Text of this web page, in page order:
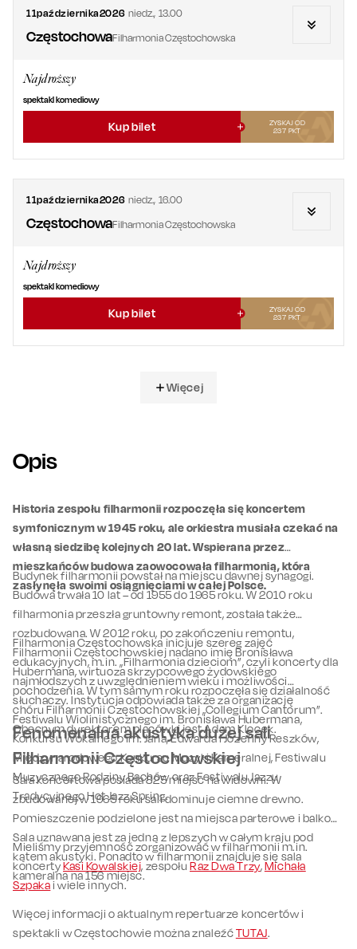
11października2026 niedz.,13.00
CzęstochowaFilharmonia Częstochowska
Najdroższy
spektakl komediowy
Kup bilet
ZYSKAJ OD
237 PKT
11października2026 niedz.,16.00
CzęstochowaFilharmonia Częstochowska
Najdroższy
spektakl komediowy
Kup bilet
ZYSKAJ OD
237 PKT
Więcej
Opis
Historia zespołu filharmonii rozpoczęła się koncertem
symfonicznym w 1945 roku, ale orkiestra musiała czekać na
własną siedzibę kolejnych 20 lat. Wspierana przez
mieszkańców budowa zaowocowała filharmonią, która
zasłynęła swoimi osiągnięciami w całej Polsce.
Budynek filharmonii powstał na miejscu dawnej synagogi.
Budowa trwała 10 lat – od 1955 do 1965 roku. W 2010 roku
filharmonia przeszła gruntowny remont, została także
rozbudowana. W 2012 roku, po zakończeniu remontu,
Filharmonii Częstochowskiej nadano imię Bronisława
Hubermana, wirtuoza skrzypcowego żydowskiego
pochodzenia. W tym samym roku rozpoczęła się działalność
chóru Filharmonii Częstochowskiej „Collegium Cantorum”.
Obecnym dyrektorem placówki jest Adam Klocek.
Filharmonia Częstochowska inicjuje szereg zajęć
edukacyjnych, m.in. „Filharmonia dzieciom”, czyli koncerty dla
najmłodszych z uwzględnieniem wieku i możliwości
słuchaczy. Instytucja odpowiada także za organizację
Festiwalu Wiolinistycznego im. Bronisława Hubermana,
Konkursu Wokalnego im. Jana, Edwarda i Józefiny Reszków,
Międzynarodowego Konkursu Muzyki Kameralnej, Festiwalu
Muzycznego Rodziny Bachów oraz Festiwalu Jazzu
Tradycyjnego Hot Jazz Spring.
Fenomenalna akustyka dużej sali
Filharmonii Częstochowskiej
Sala koncertowa posiada 825 miejsc na widowni. W
zbudowanej w 1965 roku sali dominuje ciemne drewno.
Pomieszczenie podzielone jest na miejsca parterowe i balkon.
Sala uznawana jest za jedną z lepszych w całym kraju pod
kątem akustyki. Ponadto w filharmonii znajduje się sala
kameralna na 156 miejsc.
Mieliśmy przyjemność zorganizować w filharmonii m.in.
koncertyKasi Kowalskiej, zespołuRaz Dwa Trzy,Michała
Szpakai wiele innych.
Więcej informacji o aktualnym repertuarze koncertów i
spektakli w Częstochowie można znaleźćTUTAJ.